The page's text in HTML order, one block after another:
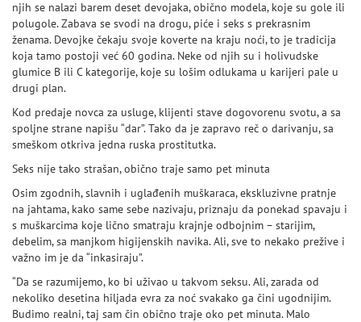
njih se nalazi barem deset devojaka, obično modela, koje su gole ili
polugole. Zabava se svodi na drogu, piće i seks s prekrasnim
ženama. Devojke čekaju svoje koverte na kraju noći, to je tradicija
koja tamo postoji već 60 godina. Neke od njih su i holivudske
glumice B ili C kategorije, koje su lošim odlukama u karijeri pale u
drugi plan.
Kod predaje novca za usluge, klijenti stave dogovorenu svotu, a sa
spoljne strane napišu “dar”. Tako da je zapravo reč o darivanju, sa
smeškom otkriva jedna ruska prostitutka.
Seks nije tako strašan, obično traje samo pet minuta
Osim zgodnih, slavnih i uglađenih muškaraca, ekskluzivne pratnje
na jahtama, kako same sebe nazivaju, priznaju da ponekad spavaju i
s muškarcima koje lično smatraju krajnje odbojnim – starijim,
debelim, sa manjkom higijenskih navika. Ali, sve to nekako prežive i
važno im je da “inkasiraju”.
“Da se razumijemo, ko bi uživao u takvom seksu. Ali, zarada od
nekoliko desetina hiljada evra za noć svakako ga čini ugodnijim.
Budimo realni, taj sam čin obično traje oko pet minuta. Malo